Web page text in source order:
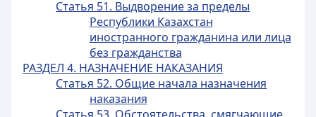
Статья 51. Выдворение за пределы
Республики Казахстан
иностранного гражданина или лица
без гражданства
РАЗДЕЛ 4. НАЗНАЧЕНИЕ НАКАЗАНИЯ
Статья 52. Общие начала назначения
наказания